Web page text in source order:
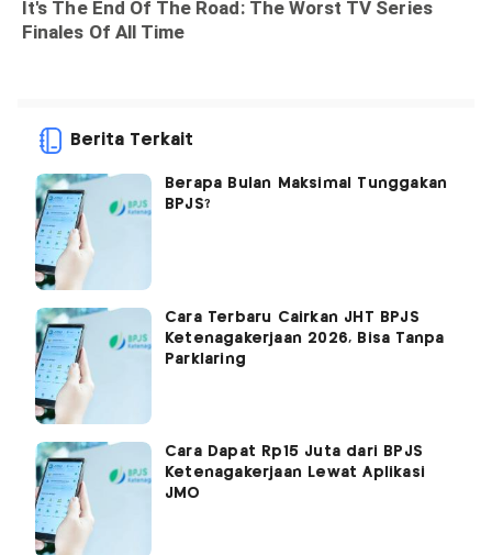
Berita Terkait
Berapa Bulan Maksimal Tunggakan
BPJS?
Cara Terbaru Cairkan JHT BPJS
Ketenagakerjaan 2026, Bisa Tanpa
Parklaring
Cara Dapat Rp15 Juta dari BPJS
Ketenagakerjaan Lewat Aplikasi
JMO